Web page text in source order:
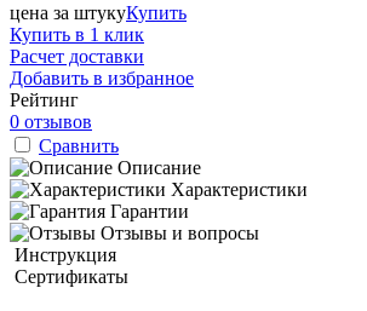
цена за штукуКупить
Купить в 1 клик
Расчет доставки
Добавить в избранное
Рейтинг
0 отзывов
Сравнить
Описание
Характеристики
Гарантии
Отзывы и вопросы
Инструкция
Сертификаты